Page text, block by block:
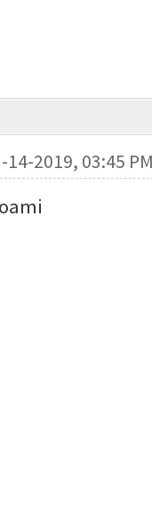
14-2019, 03:45